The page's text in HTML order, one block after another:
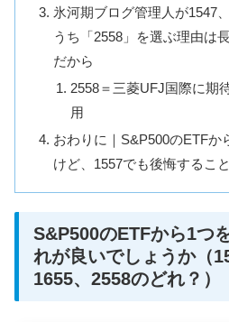
氷河期ブログ管理人が1547
うち「2558」を選ぶ理由は
だから
2558＝三菱UFJ国際に期
用
おわりに｜S&P500のETFか
けど、1557でも後悔するこ
S&P500のETFから1つ
れが良いでしょうか（
1655、2558のどれ？）